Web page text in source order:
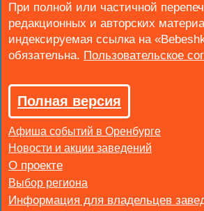
При полной или частичной
редакционных и авторских
индексируемая ссылка на
обязательна.
Полная версия
Афиша событий в Оренбурге
Новости и акции заведений
Выбор региона